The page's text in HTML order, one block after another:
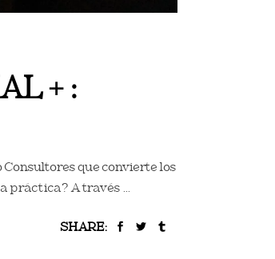
+ :
que convierte los
práctica? A través
SHARE: